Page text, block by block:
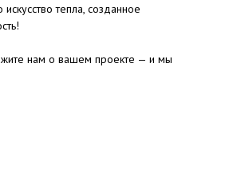
тепла, созданное
нам о вашем проекте — и мы